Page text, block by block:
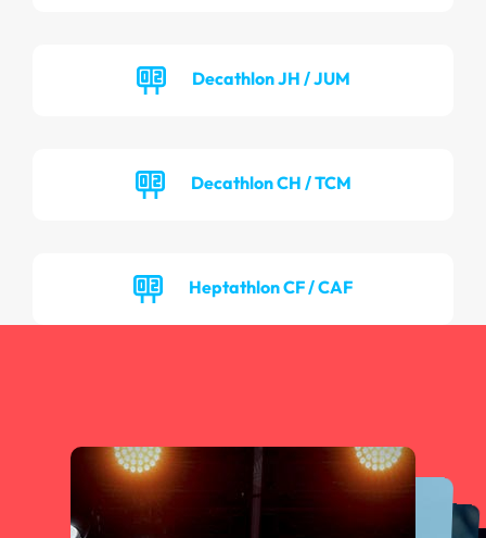
Decathlon JH / JUM
Decathlon CH / TCM
Heptathlon CF / CAF